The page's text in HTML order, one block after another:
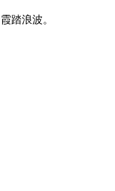
踏浪波。